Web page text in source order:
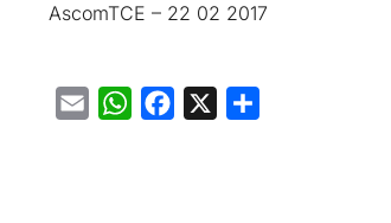
AscomTCE – 22 02 2017
Email WhatsAppFacebook